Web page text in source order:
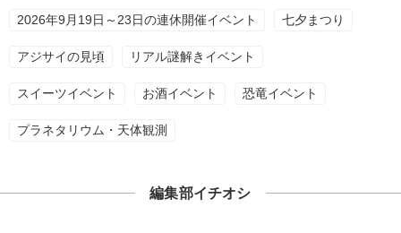
2026年9月19日～23日の連休開催イベント 七夕まつり
アジサイの見頃 リアル謎解きイベント
スイーツイベント お酒イベント 恐竜イベント
プラネタリウム・天体観測
編集部イチオシ